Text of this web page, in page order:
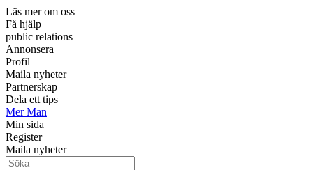
Läs mer om oss
Få hjälp
public relations
Annonsera
Profil
Maila nyheter
Partnerskap
Dela ett tips
Mer Man
Min sida
Register
Maila nyheter